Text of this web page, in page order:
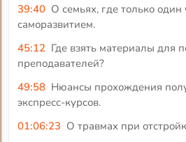
39:40 О семьях, где только один
саморазвитием.
45:12 Где взять материалы для
преподавателей?
49:58 Нюансы прохождения
экспресс-курсов.
01:06:23 О травмах при